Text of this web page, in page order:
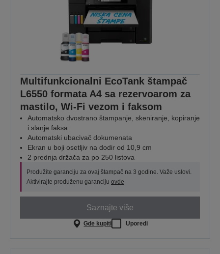
Multifunkcionalni EcoTank štampač
L6550 formata A4 sa rezervoarom za
mastilo, Wi-Fi vezom i faksom
Automatsko dvostrano štampanje, skeniranje, kopiranje
i slanje faksa
Automatski ubacivač dokumenata
Ekran u boji osetljiv na dodir od 10,9 cm
2 prednja držača za po 250 listova
Produžite garanciju za ovaj štampač na 3 godine. Važe uslovi.
Aktivirajte produženu garanciju ovde
Saznajte više
Gde kupiti Uporedi